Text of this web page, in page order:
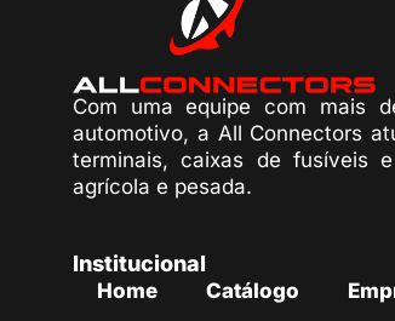
Com uma equipe com mais
automotivo, a All Connectors
terminais, caixas de fusíveis
agrícola e pesada.
Institucional
Home Catálogo